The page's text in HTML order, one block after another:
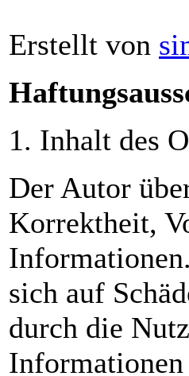
Erstellt von
1. Inhalt des
Der Autor
Korrektheit,
sich auf
durch die